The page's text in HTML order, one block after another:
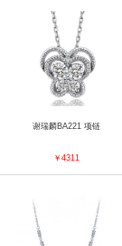
谢瑞麟BA221 项链
￥4311